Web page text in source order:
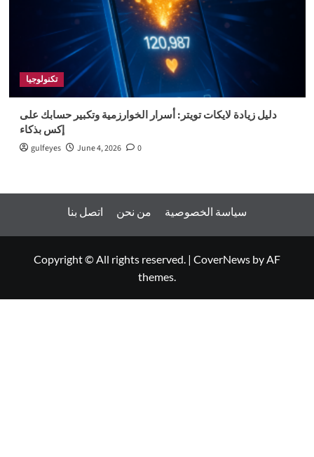
تكنولوجيا
دليل زيادة لايكات تويتر: أسرار الخوارزمية وتكبير حسابك على
إكس بذكاء
gulfeyes June 4, 2026 0
اتصل بنا من نحن سياسة الخصوصية
Copyright © All rights reserved. | CoverNews by AF
themes.